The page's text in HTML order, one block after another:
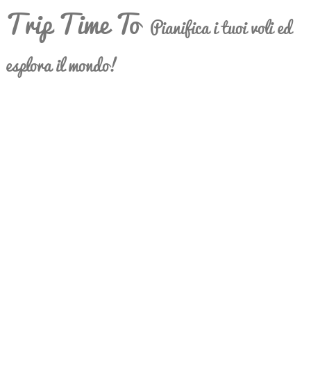
Trip Time To Pianifica i tuoi voli ed
esplora il mondo!